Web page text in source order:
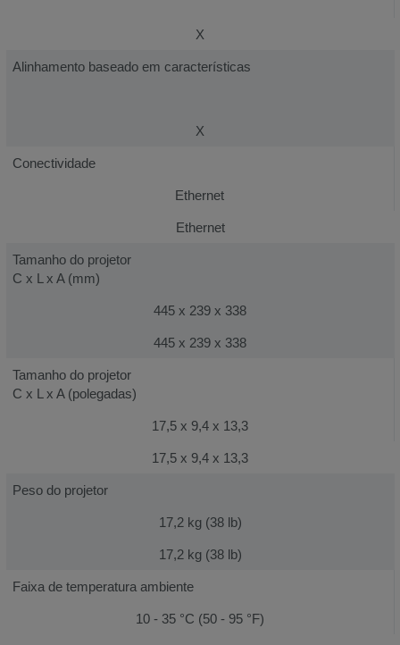
X
Alinhamento baseado em características
X
Conectividade
Ethernet
Ethernet
Tamanho do projetor
C x L x A (mm)
445 x 239 x 338
445 x 239 x 338
Tamanho do projetor
C x L x A (polegadas)
17,5 x 9,4 x 13,3
17,5 x 9,4 x 13,3
Peso do projetor
17,2 kg (38 lb)
17,2 kg (38 lb)
Faixa de temperatura ambiente
10 - 35 °C (50 - 95 °F)